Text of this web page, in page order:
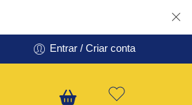
Entrar / Criar conta